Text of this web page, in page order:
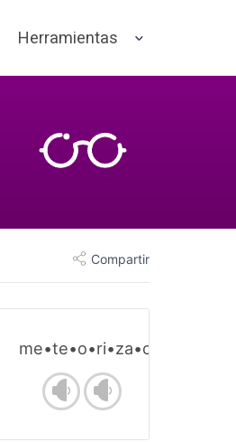
Herramientas
Compartir
me•te•o•ri•za•ción